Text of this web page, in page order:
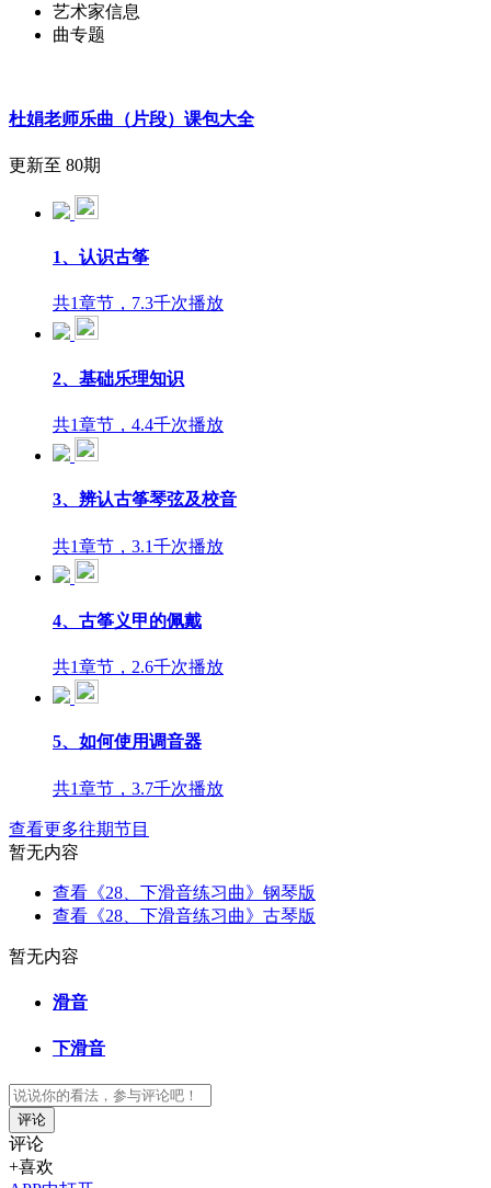
艺术家信息
曲专题
杜娟老师乐曲（片段）课包大全
更新至 80期
1、认识古筝
共1章节，7.3千次播放
2、基础乐理知识
共1章节，4.4千次播放
3、辨认古筝琴弦及校音
共1章节，3.1千次播放
4、古筝义甲的佩戴
共1章节，2.6千次播放
5、如何使用调音器
共1章节，3.7千次播放
查看更多往期节目
暂无内容
查看《28、下滑音练习曲》钢琴版
查看《28、下滑音练习曲》古琴版
暂无内容
滑音
下滑音
评论
评论
+喜欢